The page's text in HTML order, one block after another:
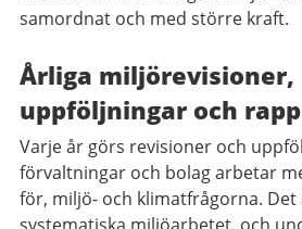
samordnat och med större kraft.
Årliga miljörevisioner,
uppföljningar och
Varje år görs revisioner och
förvaltningar och bolag arbetar
för, miljö- och klimatfrågorna. Det